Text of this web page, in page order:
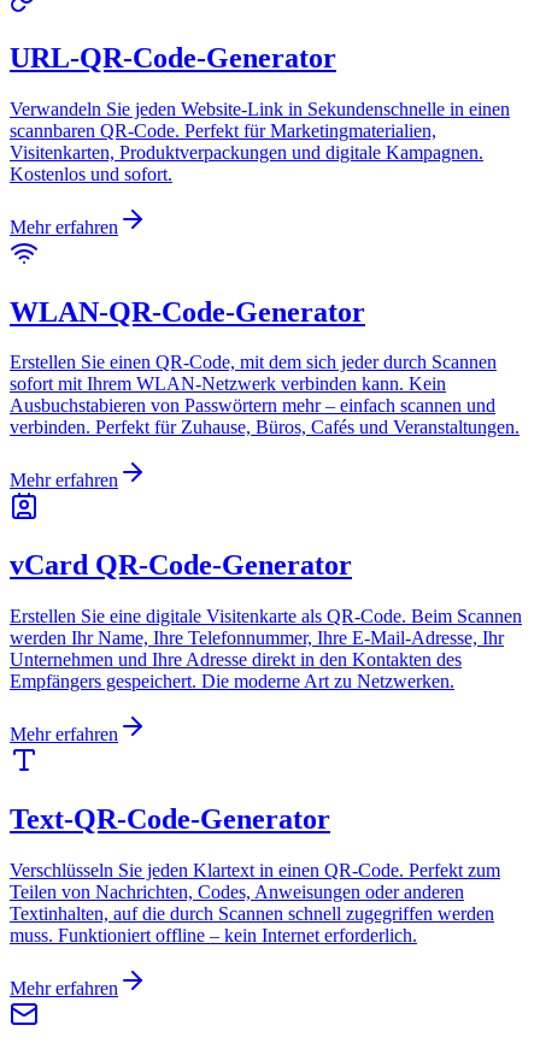
URL-QR-Code-Generator
Verwandeln Sie jeden Website-Link in Sekundenschnelle in einen
scannbaren QR-Code. Perfekt für Marketingmaterialien,
Visitenkarten, Produktverpackungen und digitale Kampagnen.
Kostenlos und sofort.
Mehr erfahren
WLAN-QR-Code-Generator
Erstellen Sie einen QR-Code, mit dem sich jeder durch Scannen
sofort mit Ihrem WLAN-Netzwerk verbinden kann. Kein
Ausbuchstabieren von Passwörtern mehr – einfach scannen und
verbinden. Perfekt für Zuhause, Büros, Cafés und Veranstaltungen.
Mehr erfahren
vCard QR-Code-Generator
Erstellen Sie eine digitale Visitenkarte als QR-Code. Beim Scannen
werden Ihr Name, Ihre Telefonnummer, Ihre E-Mail-Adresse, Ihr
Unternehmen und Ihre Adresse direkt in den Kontakten des
Empfängers gespeichert. Die moderne Art zu Netzwerken.
Mehr erfahren
Text-QR-Code-Generator
Verschlüsseln Sie jeden Klartext in einen QR-Code. Perfekt zum
Teilen von Nachrichten, Codes, Anweisungen oder anderen
Textinhalten, auf die durch Scannen schnell zugegriffen werden
muss. Funktioniert offline – kein Internet erforderlich.
Mehr erfahren